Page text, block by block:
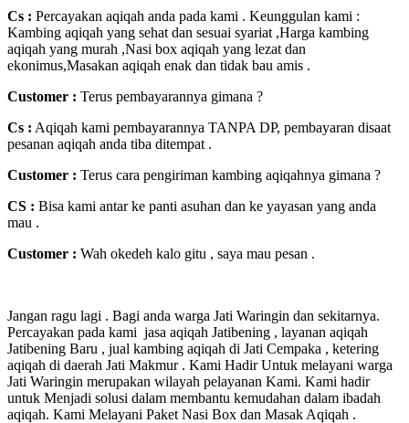
Cs : Percayakan aqiqah anda pada kami . Keunggulan kami :
Kambing aqiqah yang sehat dan sesuai syariat ,Harga kambing
aqiqah yang murah ,Nasi box aqiqah yang lezat dan
ekonimus,Masakan aqiqah enak dan tidak bau amis .
Customer : Terus pembayarannya gimana ?
Cs : Aqiqah kami pembayarannya TANPA DP, pembayaran disaat
pesanan aqiqah anda tiba ditempat .
Customer : Terus cara pengiriman kambing aqiqahnya gimana ?
CS : Bisa kami antar ke panti asuhan dan ke yayasan yang anda
mau .
Customer : Wah okedeh kalo gitu , saya mau pesan .
Jangan ragu lagi . Bagi anda warga Jati Waringin dan sekitarnya.
Percayakan pada kami jasa aqiqah Jatibening , layanan aqiqah
Jatibening Baru , jual kambing aqiqah di Jati Cempaka , ketering
aqiqah di daerah Jati Makmur . Kami Hadir Untuk melayani warga
Jati Waringin merupakan wilayah pelayanan Kami. Kami hadir
untuk Menjadi solusi dalam membantu kemudahan dalam ibadah
aqiqah. Kami Melayani Paket Nasi Box dan Masak Aqiqah .